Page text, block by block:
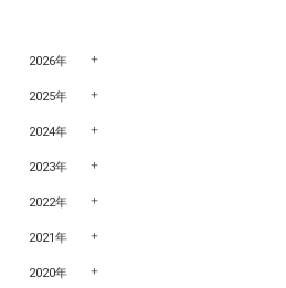
2026年
2025年
2024年
2023年
2022年
2021年
2020年